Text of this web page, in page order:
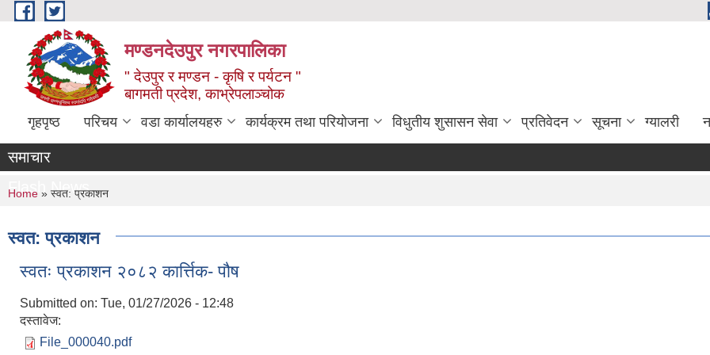
Skip to main content
मण्डनदेउपुर नगरपालिका
" देउपुर र मण्डन - कृषि र पर्यटन "
बागमती प्रदेश, काभ्रेपलाञ्चोक
गृहपृष्ठ परिचय वडा कार्यालयहरु कार्यक्रम तथा परियोजना विधुतीय शुसासन सेवा प्रतिवेदन सूचना ग्यालरी
समाचार
Flash News
You are here
Home » स्वत: प्रकाशन
स्वत: प्रकाशन
स्वतः प्रकाशन २०८२ कार्त्तिक- पौष
Submitted on: Tue, 01/27/2026 - 12:48
दस्तावेज:
File_000040.pdf